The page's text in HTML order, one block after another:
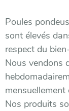
Poules
sont élevés
respect du
Nous vendons
Nos produits